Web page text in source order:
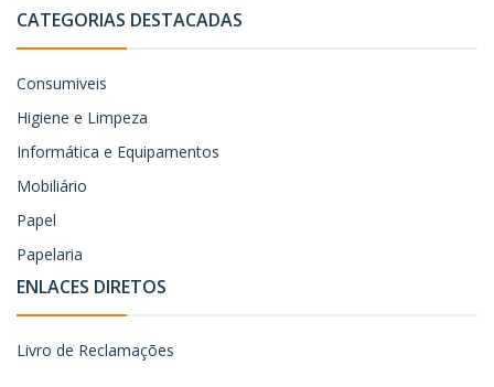
CATEGORIAS DESTACADAS
Consumiveis
Higiene e Limpeza
Informática e Equipamentos
Mobiliário
Papel
Papelaria
ENLACES DIRETOS
Livro de Reclamações